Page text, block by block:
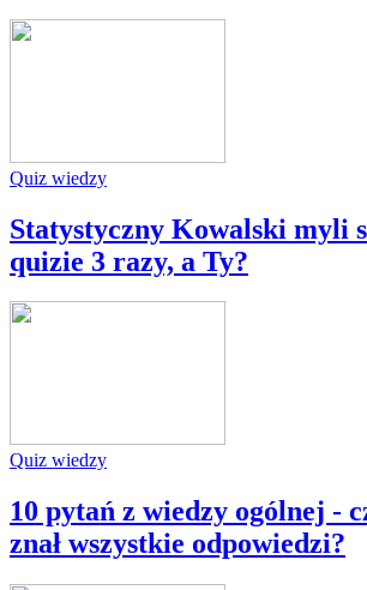
Quiz wiedzy
Statystyczny Kowalski myli
quizie 3 razy, a Ty?
Quiz wiedzy
10 pytań z wiedzy ogólnej -
znał wszystkie odpowiedzi?